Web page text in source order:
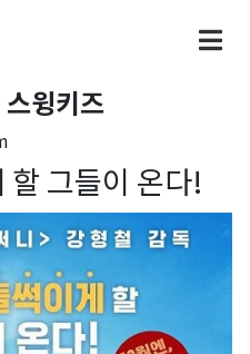
윙키즈
할 그들이 온다!